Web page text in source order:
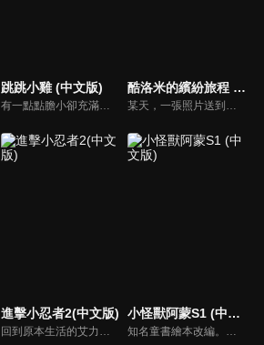
跳跳小雞 (中文版)
有一點點膽小卻充滿好奇心的「帶骨雞」，和總是用小跳步靠過來的舞蹈老師「小跳步青蛙老師」，以及其他具有獨特個性的夥伴們跳舞大活耀！在家裡和各種地方以「身體動了，心也舞動了起來♪」為主題的角色人物。這是關於不可思議的夥伴們與愉快舞蹈的故事。
酷洛米的繽紛旅程 (中文版)
進擊小忍者2(中文版)
回到原本生活的艾力克斯，正煩惱著和潔西卡之間的關係不順遂，此時忍者突然以刺蝟之姿出現在他面前，原來艾普明快要被釋放了！憑藉著艾力克斯聰明的腦袋，他們來到泰國，艾力克斯和忍者也在不斷磨合中，成為最佳拍檔，甚至團隊還多了尚恩加入！
小怪獸阿蒙S1 (中文版)
知名童書繪本改編。故事講述的是小怪獸阿蒙醜醜的外表下，有著一顆敏感細膩的心。他希望有人能愛他，包容他，陪伴他，愛他本來的樣子。這個系列圍繞“愛”的主題，恰恰是父母對孩子所有愛的表現。